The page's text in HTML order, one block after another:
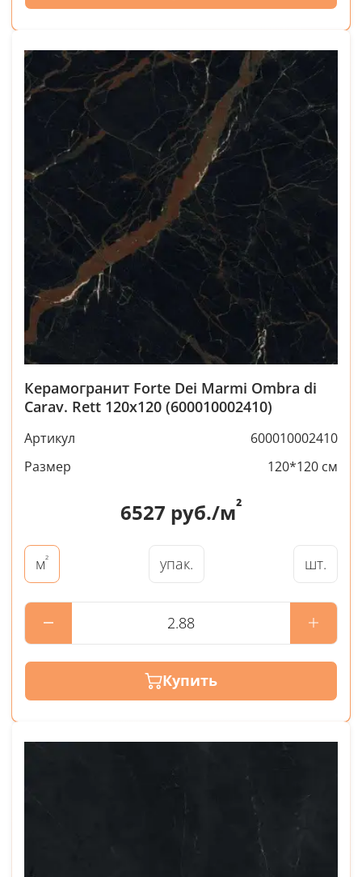
Керамогранит Forte Dei Marmi Ombra di
Carav. Rett 120x120 (600010002410)
Артикул
600010002410
Размер
120*120 см
6527 руб./м²
м² упак. шт.
Купить